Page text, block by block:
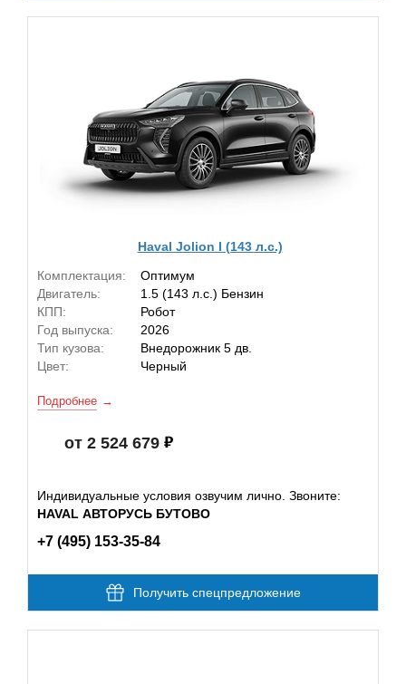
Haval Jolion I (143 л.с.)
Комплектация:
Оптимум
Двигатель:
1.5 (143 л.с.) Бензин
КПП:
Робот
Год выпуска:
2026
Тип кузова:
Внедорожник 5 дв.
Цвет:
Черный
Подробнее
от 2 524 679
Индивидуальные условия озвучим лично. Звоните:
HAVAL АВТОРУСЬ БУТОВО
+7 (495) 153-35-84
Получить спецпредложение